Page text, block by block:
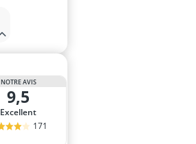
NOTRE AVIS
9,5
Excellent
171